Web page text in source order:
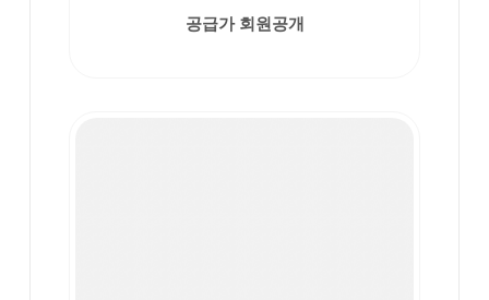
공급가 회원공개